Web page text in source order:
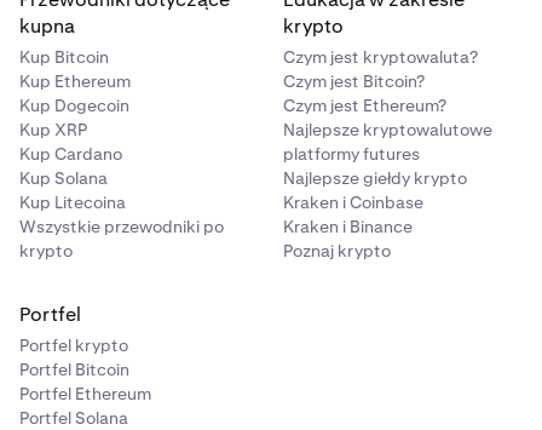
kupna
Kup Bitcoin
Kup Ethereum
Kup Dogecoin
Kup XRP
Kup Cardano
Kup Solana
Kup Litecoina
Wszystkie przewodniki po
krypto
krypto
Czym jest kryptowaluta?
Czym jest Bitcoin?
Czym jest Ethereum?
Najlepsze kryptowalutowe
platformy futures
Najlepsze giełdy krypto
Kraken i Coinbase
Kraken i Binance
Poznaj krypto
Portfel
Portfel krypto
Portfel Bitcoin
Portfel Ethereum
Portfel Solana